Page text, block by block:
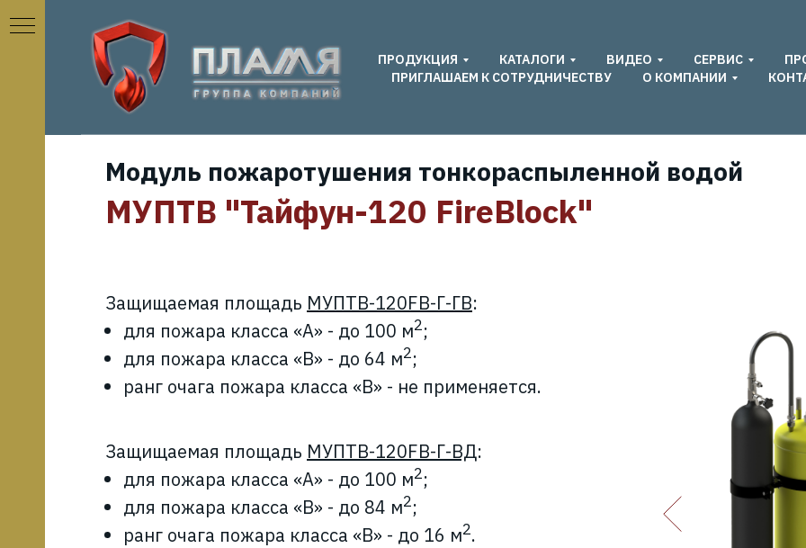
ПРОДУКЦИЯ КАТАЛОГИ ВИДЕО СЕРВИС
ПРИГЛАШАЕМ К СОТРУДНИЧЕСТВУ
О КОМПАНИИ
Модуль пожаротушения тонкораспыленной водой
МУПТВ "Тайфун-120 FireBlock"
Защищаемая площадь МУПТВ-120FB-Г-ГВ:
для пожара класса «А» - до 100 м2;
для пожара класса «В» - до 64 м2;
ранг очага пожара класса «В» - не применяется.
Защищаемая площадь МУПТВ-120FB-Г-ВД:
для пожара класса «А» - до 100 м2;
для пожара класса «В» - до 84 м2;
ранг очага пожара класса «В» - до 16 м2.